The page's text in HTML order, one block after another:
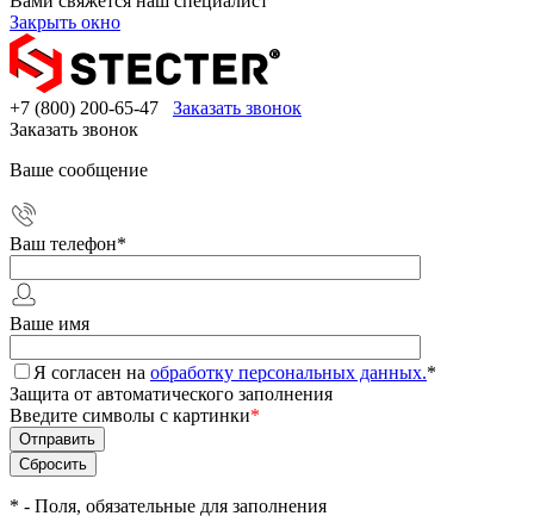
Закрыть окно
+7 (800) 200-65-47
Заказать звонок
Заказать звонок
Ваше сообщение
Ваш телефон*
Ваше имя
Я согласен на обработку персональных данных.*
Защита от автоматического заполнения
Введите символы с картинки*
* - Поля, обязательные для заполнения